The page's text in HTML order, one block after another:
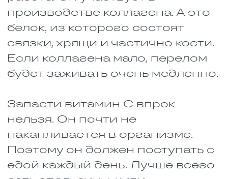
– это основа для хрящей и
Картошка в мундире,
сладкий перец, морковь,
витамины группы В
поддерживают обмен
борьбу с дефицитами.
Гречка, овсянка, бурый рис
глютеном, эти крупы дают
магний, фосфор и
витамины группы В.